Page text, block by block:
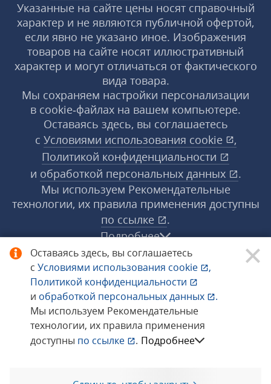
Оставаясь здесь, вы соглашаетесь
с Условиями использования cookie
,
Политикой конфиденциальности
и обработкой персональных данных
.
Мы используем Рекомендательные
технологии, их правила применения
доступны по ссылке . Подробнее
Указанные на сайте цены носят справочный
характер и не являются публичной офертой,
если явно не указано иное. Изображения
товаров на сайте носят иллюстративный
характер и могут отличаться от фактического
вида товара.
Мы сохраняем настройки персонализации
в cookie‑файлах на вашем компьютере.
Оставаясь здесь, вы соглашаетесь
с Условиями использования cookie
,
Политикой конфиденциальности
и обработкой персональных данных
.
Мы используем Рекомендательные
технологии, их правила применения доступны
по ссылке
.
Подробнее
© 1998−2026 «1С‑Рарус» ®. Все права
защищены.
Сообщить об ошибке